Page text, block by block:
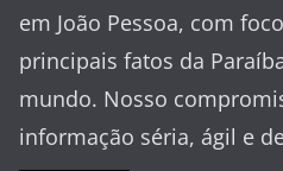
em João Pessoa, com
principais fatos da
mundo. Nosso
informação séria, ágil e